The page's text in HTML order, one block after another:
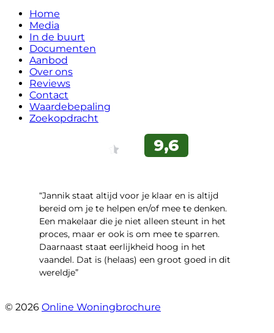
Home
Media
In de buurt
Documenten
Aanbod
Over ons
Reviews
Contact
Waardebepaling
Zoekopdracht
“Jannik staat altijd voor je klaar en is altijd
bereid om je te helpen en/of mee te denken.
Een makelaar die je niet alleen steunt in het
proces, maar er ook is om mee te sparren.
Daarnaast staat eerlijkheid hoog in het
vaandel. Dat is (helaas) een groot goed in dit
wereldje”
© 2026 Online Woningbrochure